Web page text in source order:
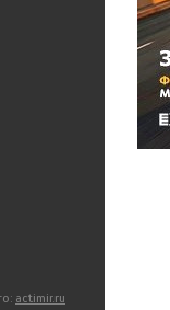
actimir.ru